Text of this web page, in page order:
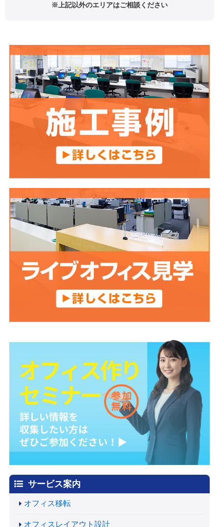
※上記以外のエリアはご相談ください
サービス案内
オフィス移転
オフィスレイアウト設計